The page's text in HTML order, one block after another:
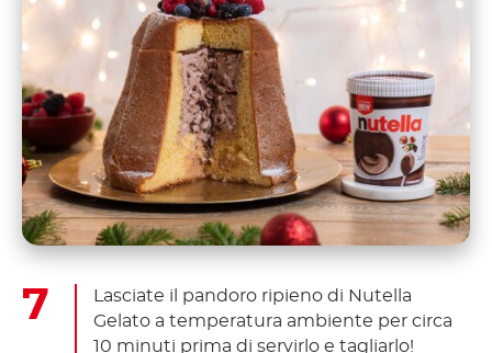
Lasciate il pandoro ripieno di Nutella
Gelato a temperatura ambiente per circa
10 minuti prima di servirlo e tagliarlo!